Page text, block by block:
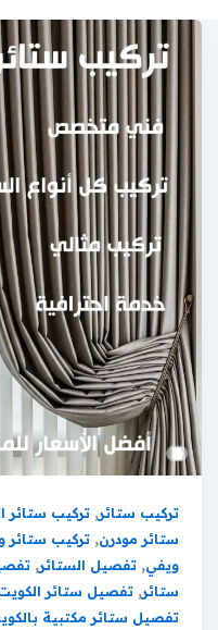
تركيب ستائر,تركيب ستائر
ستائر مودرن,تركيب ستائر
ويفي, تفصيل الستائر,
ستائر,تفصيل ستائر الكويت,
تفصيل ستائر مكتبية بالكويت